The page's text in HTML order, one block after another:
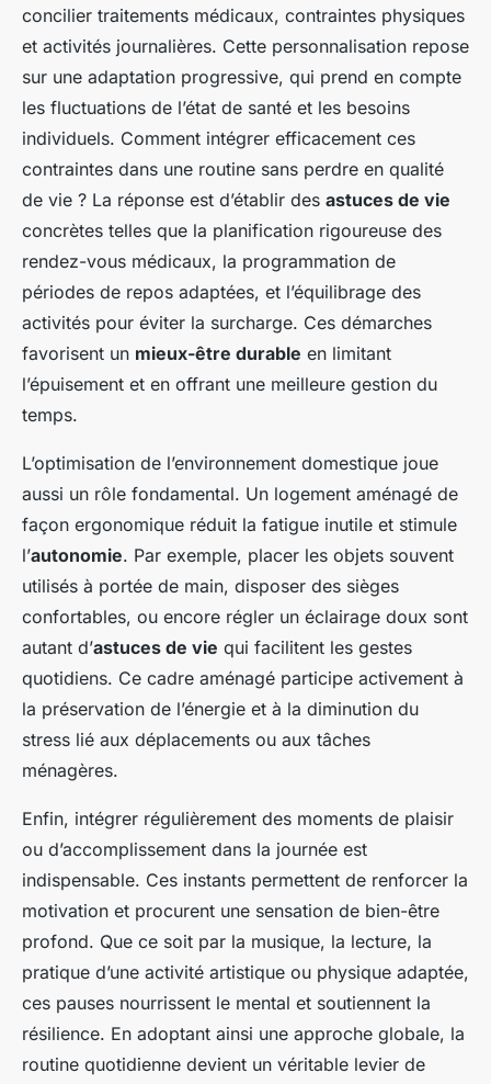
concilier traitements médicaux, contraintes physiques
et activités journalières. Cette personnalisation repose
sur une adaptation progressive, qui prend en compte
les fluctuations de l’état de santé et les besoins
individuels. Comment intégrer efficacement ces
contraintes dans une routine sans perdre en qualité
de vie ? La réponse est d’établir des astuces de vie
concrètes telles que la planification rigoureuse des
rendez-vous médicaux, la programmation de
périodes de repos adaptées, et l’équilibrage des
activités pour éviter la surcharge. Ces démarches
favorisent un mieux-être durable en limitant
l’épuisement et en offrant une meilleure gestion du
temps.
L’optimisation de l’environnement domestique joue
aussi un rôle fondamental. Un logement aménagé de
façon ergonomique réduit la fatigue inutile et stimule
l’autonomie. Par exemple, placer les objets souvent
utilisés à portée de main, disposer des sièges
confortables, ou encore régler un éclairage doux sont
autant d’astuces de vie qui facilitent les gestes
quotidiens. Ce cadre aménagé participe activement à
la préservation de l’énergie et à la diminution du
stress lié aux déplacements ou aux tâches
ménagères.
Enfin, intégrer régulièrement des moments de plaisir
ou d’accomplissement dans la journée est
indispensable. Ces instants permettent de renforcer la
motivation et procurent une sensation de bien-être
profond. Que ce soit par la musique, la lecture, la
pratique d’une activité artistique ou physique adaptée,
ces pauses nourrissent le mental et soutiennent la
résilience. En adoptant ainsi une approche globale, la
routine quotidienne devient un véritable levier de